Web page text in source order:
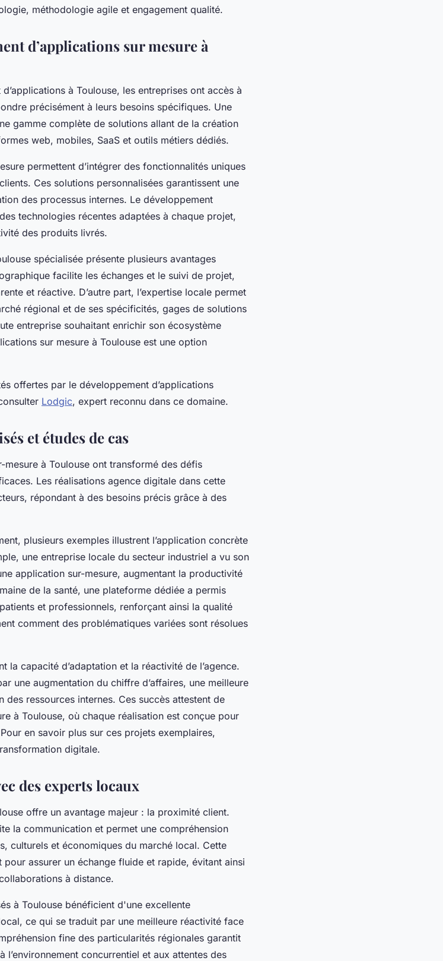
méthodologie agile et engagement qualité.
d’applications sur mesure à
à Toulouse, les entreprises ont accès à
précisément à leurs besoins spécifiques. Une
gamme complète de solutions allant de la création
web, mobiles, SaaS et outils métiers dédiés.
permettent d’intégrer des fonctionnalités uniques
Ces solutions personnalisées garantissent une
des processus internes. Le développement
technologies récentes adaptées à chaque projet,
des produits livrés.
spécialisée présente plusieurs avantages
facilite les échanges et le suivi de projet,
et réactive. D’autre part, l’expertise locale permet
régional et de ses spécificités, gages de solutions
entreprise souhaitant enrichir son écosystème
sur mesure à Toulouse est une option
offertes par le développement d’applications
Lodgic, expert reconnu dans ce domaine.
et études de cas
à Toulouse ont transformé des défis
Les réalisations agence digitale dans cette
répondant à des besoins précis grâce à des
plusieurs exemples illustrent l’application concrète
une entreprise locale du secteur industriel a vu son
application sur-mesure, augmentant la productivité
de la santé, une plateforme dédiée a permis
et professionnels, renforçant ainsi la qualité
comment des problématiques variées sont résolues
la capacité d’adaptation et la réactivité de l’agence.
une augmentation du chiffre d’affaires, une meilleure
ressources internes. Ces succès attestent de
à Toulouse, où chaque réalisation est conçue pour
en savoir plus sur ces projets exemplaires,
digitale.
des experts locaux
offre un avantage majeur : la proximité client.
la communication et permet une compréhension
culturels et économiques du marché local. Cette
assurer un échange fluide et rapide, évitant ainsi
à distance.
à Toulouse bénéficient d'une excellente
ce qui se traduit par une meilleure réactivité face
fine des particularités régionales garantit
l’environnement concurrentiel et aux attentes des